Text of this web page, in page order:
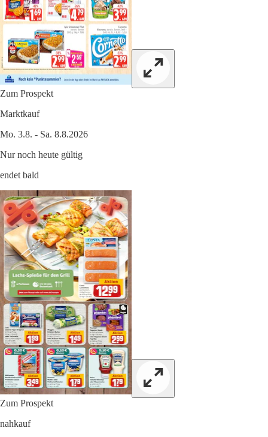
Zum Prospekt
Marktkauf
Mo. 3.8. - Sa. 8.8.2026
Nur noch heute gültig
endet bald
Zum Prospekt
nahkauf